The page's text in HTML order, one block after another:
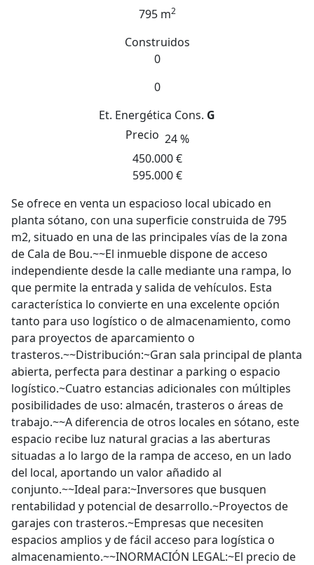
795 m2
Construidos
0
0
Et. Energética Cons. G
Precio 24 %
450.000 €
595.000 €
Se ofrece en venta un espacioso local ubicado en
planta sótano, con una superficie construida de 795
m2, situado en una de las principales vías de la zona
de Cala de Bou.~~El inmueble dispone de acceso
independiente desde la calle mediante una rampa, lo
que permite la entrada y salida de vehículos. Esta
característica lo convierte en una excelente opción
tanto para uso logístico o de almacenamiento, como
para proyectos de aparcamiento o
trasteros.~~Distribución:~Gran sala principal de planta
abierta, perfecta para destinar a parking o espacio
logístico.~Cuatro estancias adicionales con múltiples
posibilidades de uso: almacén, trasteros o áreas de
trabajo.~~A diferencia de otros locales en sótano, este
espacio recibe luz natural gracias a las aberturas
situadas a lo largo de la rampa de acceso, en un lado
del local, aportando un valor añadido al
conjunto.~~Ideal para:~Inversores que busquen
rentabilidad y potencial de desarrollo.~Proyectos de
garajes con trasteros.~Empresas que necesiten
espacios amplios y de fácil acceso para logística o
almacenamiento.~~INORMACIÓN LEGAL:~El precio de